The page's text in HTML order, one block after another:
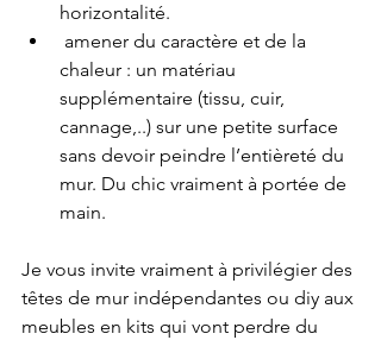
horizontalité.
chaleur : un matériau
supplémentaire (tissu, cuir,
cannage,..) sur une petite surface
sans devoir peindre l’entièreté du
mur. Du chic vraiment à portée de
main.
Je vous invite vraiment à privilégier des
têtes de mur indépendantes ou diy aux
meubles en kits qui vont perdre du